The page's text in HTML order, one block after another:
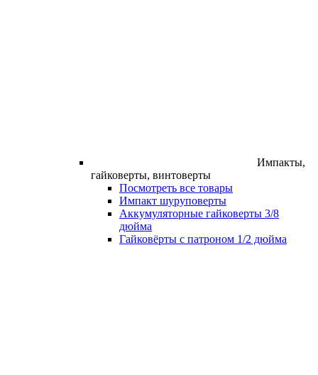
Импакты,
гайковерты, винтоверты
Посмотреть все товары
Импакт шуруповерты
Аккумуляторные гайковерты 3/8
дюйма
Гайковёрты с патроном 1/2 дюйма